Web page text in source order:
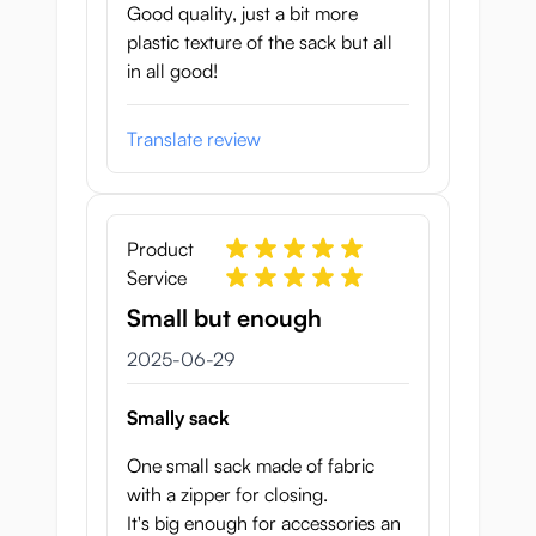
Good quality, just a bit more
plastic texture of the sack but all
in all good!
Translate review
Product
Service
Small but enough
29 juni 2025
2025-06-29
Smally sack
One small sack made of fabric
with a zipper for closing.
It's big enough for accessories an